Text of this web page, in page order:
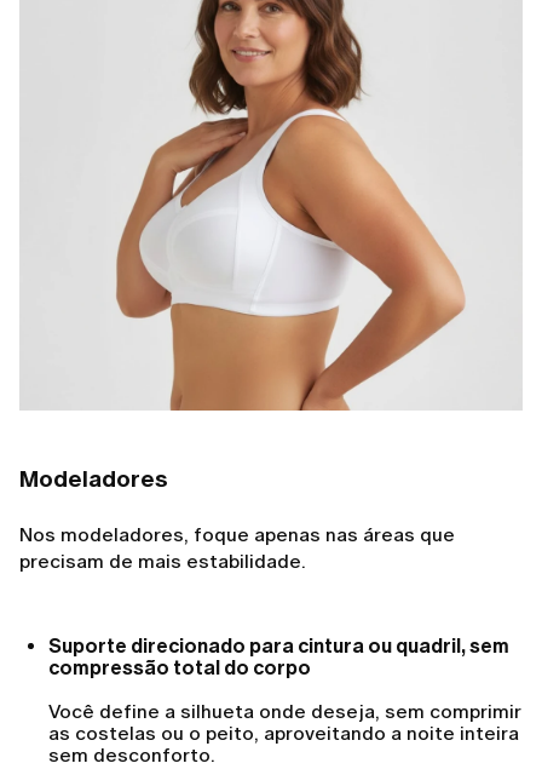
Modeladores
Nos modeladores, foque apenas nas áreas que
precisam de mais estabilidade.
Suporte direcionado para cintura ou quadril, sem
compressão total do corpo
Você define a silhueta onde deseja, sem comprimir
as costelas ou o peito, aproveitando a noite inteira
sem desconforto.